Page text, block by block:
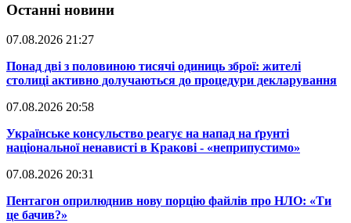
Останні новини
07.08.2026 21:27
​Понад дві з половиною тисячі одиниць зброї: жителі
столиці активно долучаються до процедури декларування
07.08.2026 20:58
​Українське консульство реагує на напад на ґрунті
національної ненависті в Кракові - «неприпустимо»
07.08.2026 20:31
​Пентагон оприлюднив нову порцію файлів про НЛО: «Ти
це бачив?»